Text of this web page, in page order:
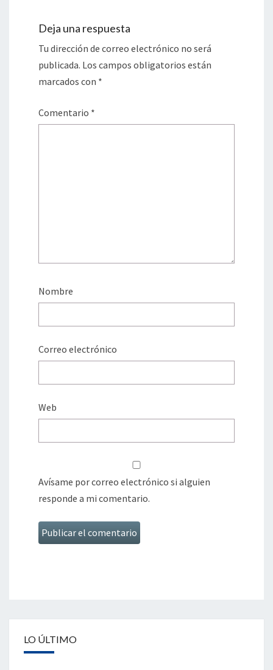
Deja una respuesta
Tu dirección de correo electrónico no será
publicada. Los campos obligatorios están
marcados con *
Comentario *
Nombre
Correo electrónico
Web
Avísame por correo electrónico si alguien
responde a mi comentario.
LO ÚLTIMO